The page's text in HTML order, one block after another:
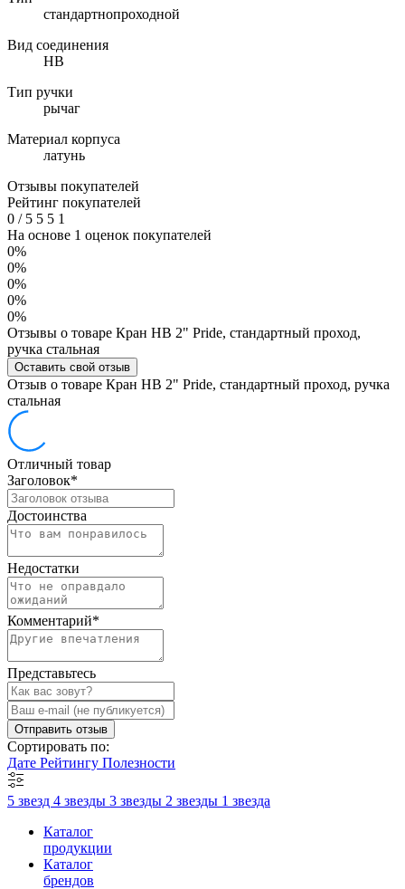
стандартнопроходной
Вид соединения
НВ
Тип ручки
рычаг
Материал корпуса
латунь
Отзывы покупателей
Рейтинг покупателей
0 /5 5 5 1
На основе 1 оценок покупателей
0%
0%
0%
0%
0%
Отзывы о товаре Кран НВ 2" Pride, стандартный проход,
ручка стальная
Оставить свой отзыв
Отзыв о товаре Кран НВ 2" Pride, стандартный проход, ручка
стальная
Отличный товар
Заголовок*
Достоинства
Недостатки
Комментарий*
Представьтесь
Отправить отзыв
Сортировать по:
Дате Рейтингу Полезности
5 звезд 4 звезды 3 звезды 2 звезды 1 звезда
Каталог
продукции
Каталог
брендов